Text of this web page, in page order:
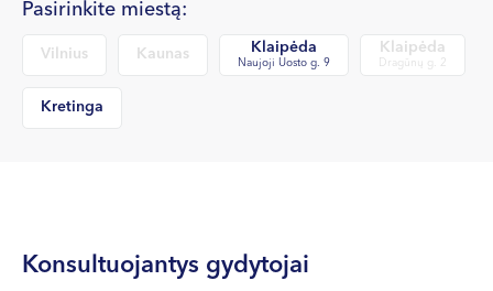
Pasirinkite miestą:
Vilnius Kaunas Klaipėda
Naujoji Uosto g. 9
Klaipėda
Dragūnų g. 2
Kretinga
Konsultuojantys gydytojai